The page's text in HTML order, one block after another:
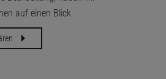
auf einen Blick